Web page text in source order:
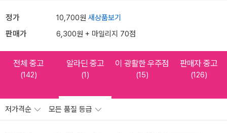
정가 10,700원 새상품보기
판매가 6,300원 + 마일리지 70점
전체 중고
(142)
알라딘 중고
(1)
이 광활한 우주점
(15)
판매자 중고
(126)
저가격순 모든 품질 등급